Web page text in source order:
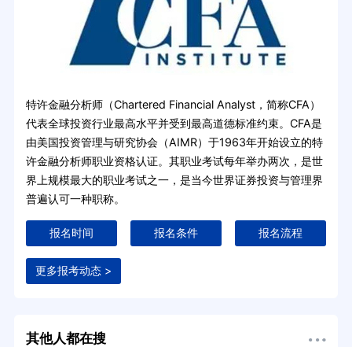
特许金融分析师（Chartered Financial Analyst，简称CFA）
代表全球投资行业最高水平并受到最高道德标准约束。CFA是
由美国投资管理与研究协会（AIMR）于1963年开始设立的特
许金融分析师职业资格认证。其职业考试每年举办两次，是世
界上规模最大的职业考试之一，是当今世界证券投资与管理界
普遍认可一种职称。
报名时间 报名条件 报名流程
更多报考动态 >
其他人都在搜